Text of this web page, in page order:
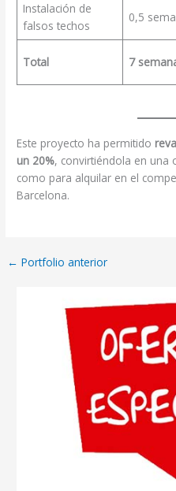
Instalación de
falsos techos
0,5
Total 7
Este proyecto ha permitido
un 20%, convirtiéndola en una
como para alquilar en el
Barcelona.
← Portfolio anterior